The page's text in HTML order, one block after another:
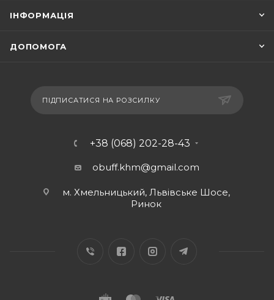
ІНФОРМАЦІЯ
ДОПОМОГА
ПІДПИСАТИСЯ НА РОЗСИЛКУ
+38 (068) 202-28-43
obuff.khm@gmail.com
м. Хмельницький, Львівське Шосе,
Ринок